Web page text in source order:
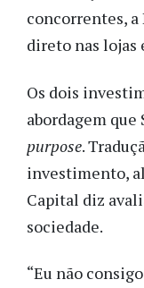
concorrentes, a
direto nas lojas
Os dois
abordagem
purpose.
investimento,
Capital diz
sociedade.
“Eu não